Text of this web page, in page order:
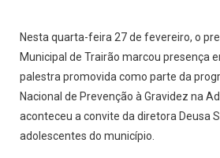
Nesta quarta-feira 27 de fevereiro, o
Municipal de Trairão marcou presença
palestra promovida como parte da
Nacional de Prevenção à Gravidez na
aconteceu a convite da diretora Deusa
adolescentes do município.